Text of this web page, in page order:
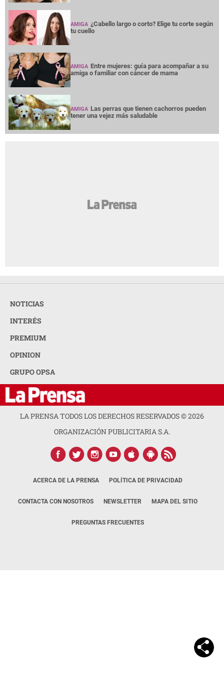
AMIGA ¿Cabello largo o corto? Elige tu corte según
tu cuello
AMIGA Entre mujeres: guía para acompañar a su
amiga o familiar con cáncer de mama
AMIGA Las perras que tienen cachorros pueden
tener una vejez más saludable
NOTICIAS
INTERÉS
PREMIUM
OPINION
GRUPO OPSA
LA PRENSA TODOS LOS DERECHOS RESERVADOS ©2026
ORGANIZACIÓN PUBLICITARIA S.A.
ACERCA DE LA PRENSA POLÍTICA DE PRIVACIDAD
CONTACTA CON NOSOTROS NEWSLETTER MAPA DEL SITIO
PREGUNTAS FRECUENTES